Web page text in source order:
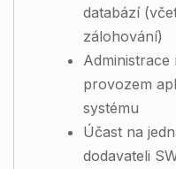
databází
zálohování)
provozem
systému
Účast na
dodavateli